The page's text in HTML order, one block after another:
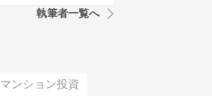
執筆者一覧へ
マンション投資